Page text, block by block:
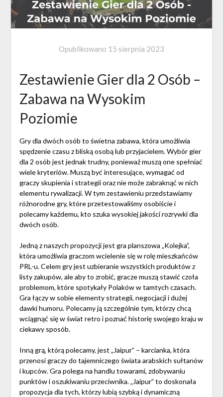
Opublikowano 15 sierpnia 2023
Zestawienie Gier dla 2 Osób –
Zabawa na Wysokim
Poziomie
Gry dla dwóch osób to świetna zabawa, która umożliwia
spędzenie czasu z bliską osobą lub przyjacielem. Wybór gier
dla 2 osób jest jednak trudny, ponieważ muszą one spełniać
wiele kryteriów. Muszą być interesujące, wymagać od
graczy skupienia i strategii oraz nie może zabraknąć w nich
elementu rywalizacji. W tym zestawieniu przedstawiamy
różnorodne gry, które przetestowaliśmy osobiście i
polecamy każdemu, kto szuka wysokiej jakości rozrywki dla
dwóch osób.
Jedną z naszych propozycji jest gra planszowa „Kolejka”,
która umożliwia graczom wcielenie się w rolę mieszkańców
PRL-u. Celem gry jest uzbieranie wszystkich produktów z
listy zakupów, ale aby to zrobić, gracze muszą stawić czoła
problemom, które spotykały Polaków w tamtych czasach.
Gra łączy w sobie elementy strategii, negocjacji i dużej
dawki humoru. Polecamy ją szczególnie tym, którzy chcą
wciągnąć się w świat retro i poznać historię swojego kraju w
ciekawy sposób.
Inną grą, którą polecamy, jest „Jaipur” – karcianka, która
przenosi graczy do tajemniczego świata arabskich sułtanów
i kupców. Gra polega na handlu towarami, zdobywaniu
punktów i oszukiwaniu przeciwnika. „Jaipur” to doskonała
propozycja dla tych, którzy lubią szybką i dynamiczną